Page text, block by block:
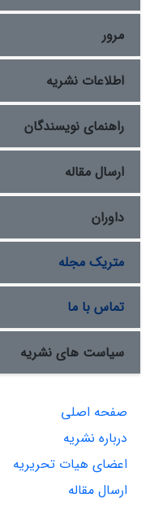
نظامی را در پیش گرفت؟
و رویکرد توصیفی و
بریلی راهبردهای
دارالاسلام و تقابل
پژوهش این است که
در شبه‌قاره‌هند است
بریتانیا را صادر نمود
امیرالمؤمنین معرفی کرد.
مرور
اطلاعات نشریه
راهنمای نویسندگان
ارسال مقاله
داوران
متریک مجله
تماس با ما
سیاست های نشریه
صفحه اصلی
درباره نشریه
اعضای هیات تحریریه
ارسال مقاله